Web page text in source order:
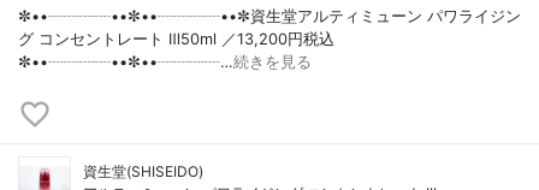
✼••┈┈┈┈••✼••┈┈┈┈••✼資生堂アルティミューン パワライジン
グ コンセントレート Ⅲ50ml ／13,200円税込
✼••┈┈┈┈••✼••┈┈┈┈…続きを見る
資生堂(SHISEIDO)